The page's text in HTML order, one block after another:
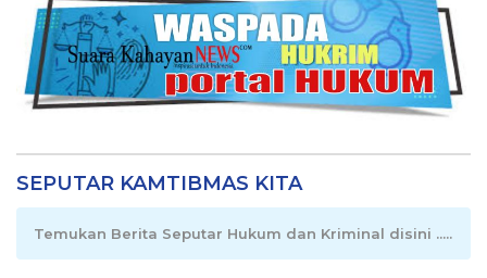
SEPUTAR KAMTIBMAS KITA
Temukan Berita Seputar Hukum dan Kriminal disini .....